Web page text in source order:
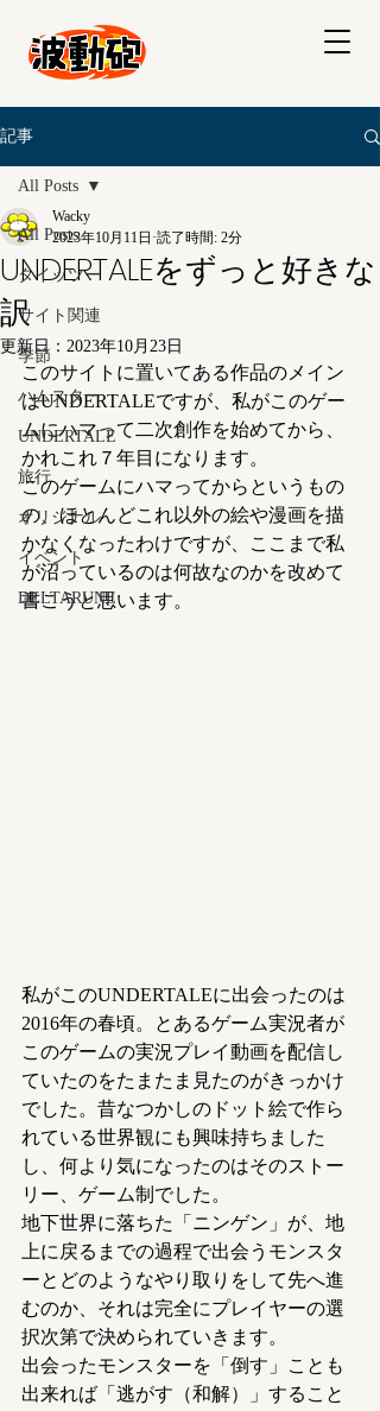
記事
All Posts
タイッツー
サイト関連
季節
ハムスター
UNDERTALE
旅行
オリジナル
イベント
DELTARUNE
All Posts
UNDERTALEをずっと好きな
訳
Wacky
2023年10月11日 読了時間: 2分
更新日： 2023年10月23日
このサイトに置いてある作品のメイン
はUNDERTALEですが、私がこのゲー
ムにハマって二次創作を始めてから、
かれこれ７年目になります。
このゲームにハマってからというもの
の、ほとんどこれ以外の絵や漫画を描
かなくなったわけですが、ここまで私
が沼っているのは何故なのかを改めて
書こうと思います。
私がこのUNDERTALEに出会ったのは
2016年の春頃。とあるゲーム実況者が
このゲームの実況プレイ動画を配信し
ていたのをたまたま見たのがきっかけ
でした。昔なつかしのドット絵で作ら
れている世界観にも興味持ちました
し、何より気になったのはそのストー
リー、ゲーム制でした。
地下世界に落ちた「ニンゲン」が、地
上に戻るまでの過程で出会うモンスタ
ーとどのようなやり取りをして先へ進
むのか、それは完全にプレイヤーの選
択次第で決められていきます。
出会ったモンスターを「倒す」ことも
出来れば「逃がす（和解）」すること